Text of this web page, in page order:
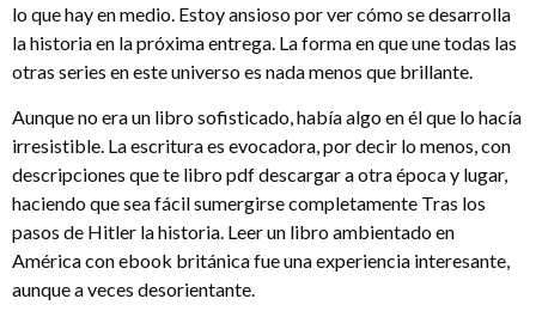
lo que hay en medio. Estoy ansioso por ver cómo se desarrolla
la historia en la próxima entrega. La forma en que une todas las
otras series en este universo es nada menos que brillante.
Aunque no era un libro sofisticado, había algo en él que lo hacía
irresistible. La escritura es evocadora, por decir lo menos, con
descripciones que te libro pdf descargar a otra época y lugar,
haciendo que sea fácil sumergirse completamente Tras los
pasos de Hitler la historia. Leer un libro ambientado en
América con ebook británica fue una experiencia interesante,
aunque a veces desorientante.